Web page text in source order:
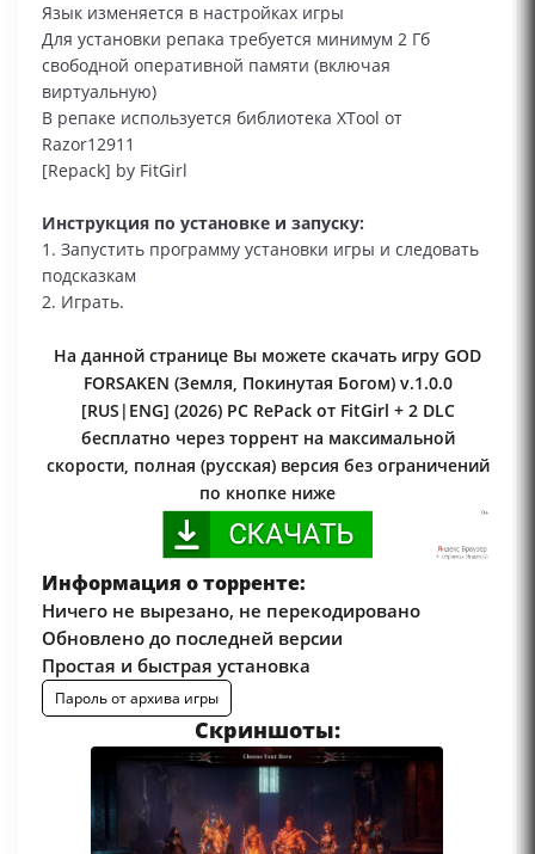
Язык изменяется в настройках игры
Для установки репака требуется минимум 2 Гб
свободной оперативной памяти (включая
виртуальную)
В репаке используется библиотека XTool от
Razor12911
[Repack] by FitGirl
Инструкция по установке и запуску:
1. Запустить программу установки игры и следовать
подсказкам
2. Играть.
На данной странице Вы можете скачать игру GOD
FORSAKEN (Земля, Покинутая Богом) v.1.0.0
[RUS|ENG] (2026) PC RePack от FitGirl + 2 DLC
бесплатно через торрент на максимальной
скорости, полная (русская) версия без ограничений
по кнопке ниже
Информация о торренте:
Ничего не вырезано, не перекодировано
Обновлено до последней версии
Простая и быстрая установка
Пароль от архива игры
Скриншоты: